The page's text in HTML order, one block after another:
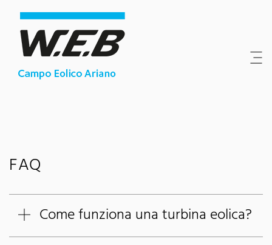
Content Area
Search
Main navigation
Contact
Footer
FAQ
Come funziona una turbina eolica?